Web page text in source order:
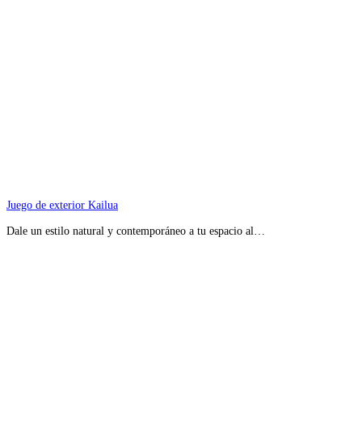
Juego de exterior Kailua
Dale un estilo natural y contemporáneo a tu espacio al…